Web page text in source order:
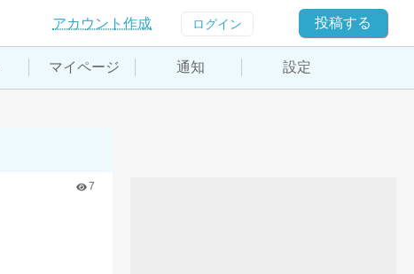
アカウント作成 ログイン 投稿する
マイページ 通知 設定
7